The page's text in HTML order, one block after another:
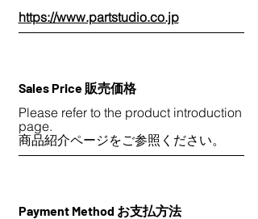
https://www.partstudio.co.jp
Sales Price 販売価格
Please refer to the product introduction
page.
商品紹介ページをご参照ください。
Payment Method お支払方法